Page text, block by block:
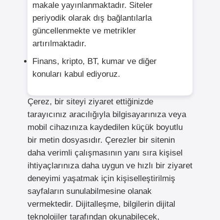
makale yayınlanmaktadır. Siteler
periyodik olarak dış bağlantılarla
güncellenmekte ve metrikler
artırılmaktadır.
Finans, kripto, BT, kumar ve diğer
konuları kabul ediyoruz.
Çerez, bir siteyi ziyaret ettiğinizde
tarayıcınız aracılığıyla bilgisayarınıza veya
mobil cihazınıza kaydedilen küçük boyutlu
bir metin dosyasıdır. Çerezler bir sitenin
daha verimli çalışmasının yanı sıra kişisel
ihtiyaçlarınıza daha uygun ve hızlı bir ziyaret
deneyimi yaşatmak için kişiselleştirilmiş
sayfaların sunulabilmesine olanak
vermektedir. Dijitalleşme, bilgilerin dijital
teknolojiler tarafından okunabilecek,